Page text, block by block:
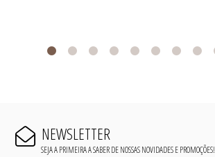
NEWSLETTER
SEJA A PRIMEIRA A SABER DE NOSSAS NOVIDADES E PROMOÇÕES!